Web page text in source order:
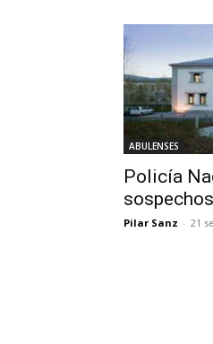
ABULENSES
Policía
Pilar Sanz - 21